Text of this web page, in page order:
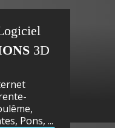
-
3D
,
, Pons, ...